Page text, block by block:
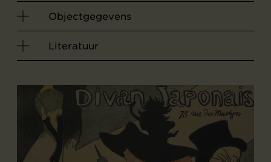
Objectgegevens
Literatuur